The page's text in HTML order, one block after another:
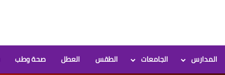
المدارس الجامعات الطقس العطل صحة وطب